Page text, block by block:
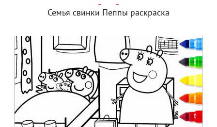
Семья свинки Пеппы раскраска